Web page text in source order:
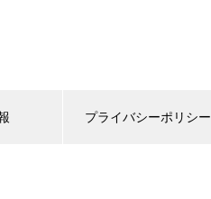
プライバシーポリシー